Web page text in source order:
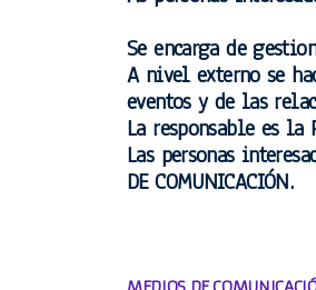
Se encarga de
A nivel externo se
eventos y de las
La responsable es la
Las personas
DE COMUNICACIÓN.
I Congreso IN.XURGA 2018
II Congreso IN.XURGA 2019